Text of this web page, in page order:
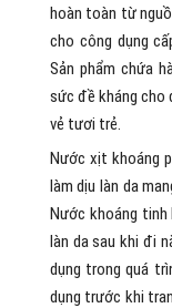
hoàn toàn từ
cho công dụng
Sản phẩm chứa
sức đề kháng cho
vẻ tươi trẻ.
Nước xịt khoáng
làm dịu làn da
Nước khoáng
làn da sau khi đi
dụng trong quá
dụng trước khi